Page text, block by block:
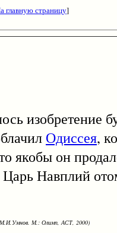
главную страницу]
изобретение
Одиссея,
якобы он
Навплий
М.И.Умнов. М.: Олимп, АСТ, 2000)